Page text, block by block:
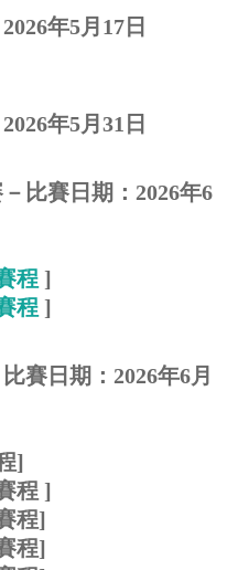
年5月17日
年5月31日
比賽日期：2026年6
程 ]
程 ]
賽日期：2026年6月
]
程 ]
程]
程]